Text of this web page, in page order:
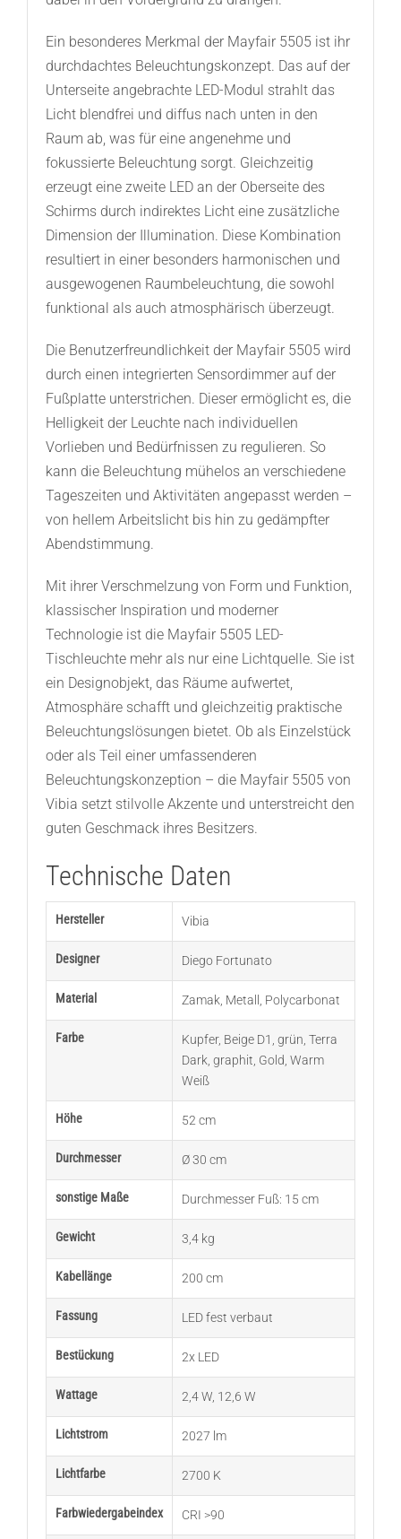
Ein besonderes Merkmal der Mayfair 5505 ist ihr
durchdachtes Beleuchtungskonzept. Das auf der
Unterseite angebrachte LED-Modul strahlt das
Licht blendfrei und diffus nach unten in den
Raum ab, was für eine angenehme und
fokussierte Beleuchtung sorgt. Gleichzeitig
erzeugt eine zweite LED an der Oberseite des
Schirms durch indirektes Licht eine zusätzliche
Dimension der Illumination. Diese Kombination
resultiert in einer besonders harmonischen und
ausgewogenen Raumbeleuchtung, die sowohl
funktional als auch atmosphärisch überzeugt.
Die Benutzerfreundlichkeit der Mayfair 5505 wird
durch einen integrierten Sensordimmer auf der
Fußplatte unterstrichen. Dieser ermöglicht es, die
Helligkeit der Leuchte nach individuellen
Vorlieben und Bedürfnissen zu regulieren. So
kann die Beleuchtung mühelos an verschiedene
Tageszeiten und Aktivitäten angepasst werden –
von hellem Arbeitslicht bis hin zu gedämpfter
Abendstimmung.
Mit ihrer Verschmelzung von Form und Funktion,
klassischer Inspiration und moderner
Technologie ist die Mayfair 5505 LED-
Tischleuchte mehr als nur eine Lichtquelle. Sie ist
ein Designobjekt, das Räume aufwertet,
Atmosphäre schafft und gleichzeitig praktische
Beleuchtungslösungen bietet. Ob als Einzelstück
oder als Teil einer umfassenderen
Beleuchtungskonzeption – die Mayfair 5505 von
Vibia setzt stilvolle Akzente und unterstreicht den
guten Geschmack ihres Besitzers.
Technische Daten
Hersteller Vibia
Designer Diego Fortunato
Material Zamak, Metall Polycarbonat
Farbe Kupfer, Beige D1 grün Terra
Dark, graphit Gold Warm
Weiß
Höhe 52 cm
Durchmesser Ø 30 cm
sonstige Maße Durchmesser Fuß: 15 cm
Gewicht 3,4 kg
Kabellänge 200 cm
Fassung LED fest verbaut
Bestückung 2x LED
Wattage 2,4 W, 12,6 W
Lichtstrom 2027 lm
Lichtfarbe 2700 K
Farbwiedergabeindex CRI >90